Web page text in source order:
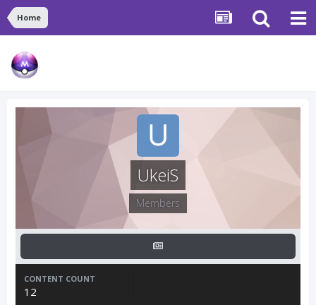
Home
UkeiS
Members
CONTENT COUNT
12